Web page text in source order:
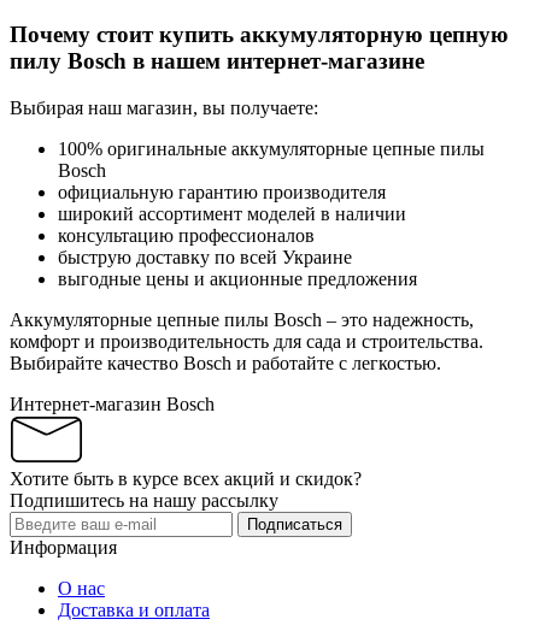
Почему стоит купить аккумуляторную цепную
пилу Bosch в нашем интернет-магазине
Выбирая наш магазин, вы получаете:
100% оригинальные аккумуляторные цепные пилы
Bosch
официальную гарантию производителя
широкий ассортимент моделей в наличии
консультацию профессионалов
быструю доставку по всей Украине
выгодные цены и акционные предложения
Аккумуляторные цепные пилы Bosch – это надежность,
комфорт и производительность для сада и строительства.
Выбирайте качество Bosch и работайте с легкостью.
Интернет-магазин Bosch
Хотите быть в курсе всех акций и скидок?
Подпишитесь на нашу рассылку
Подписаться
Информация
О нас
Доставка и оплата